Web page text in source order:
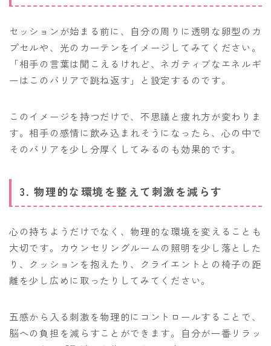
セッションが始まる前に、自分の周りに透明な卵型のカ
プセルや、光のカーテンをイメージしてみてください。
「相手の言葉は聞こえるけれど、ネガティブなエネルギ
ーはこのバリアで跳ね返す」と設定するのです。
このイメージを持つだけで、不思議と疲れ方が変わりま
す。相手の感情に飲み込まれそうになったら、心の中で
そのバリアを少し分厚くしてみるのも効果的です。
3. 物理的な環境を整えて刺激を減らす
心の持ちようだけでなく、物理的な環境を変えることも
大切です。カウンセリングルームの照明を少し落とした
り、クッションを抱えたり、クライエントとの椅子の距
離を少し広めに取ったりしてみてください。
五感から入る刺激を物理的にコントロールすることで、
脳への負担を減らすことができます。自分が一番リラッ